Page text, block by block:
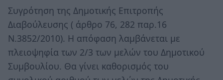
Συγρότηση της Δημοτικής Επιτροπής
Διαβούλευσης ( άρθρο 76, 282 παρ.16
Ν.3852/2010). Η απόφαση λαμβάνεται με
πλειοψηφία των 2/3 των μελών του Δημοτικού
Συμβουλίου. Θα γίνει καθορισμός του